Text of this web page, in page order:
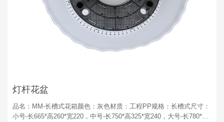
灯杆花盆
品名：MM-长槽式花箱颜色：灰色材质：工程PP规格：长槽式尺寸：
小号-长665*高260*宽220，中号-长750*高325*宽240，大号-长780*高